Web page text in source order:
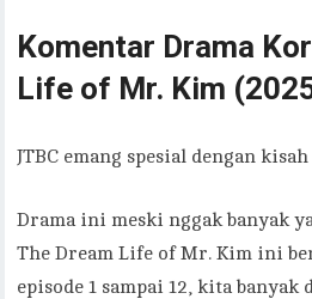
Komentar Drama
Life of Mr. Kim
JTBC emang spesial dengan
Drama ini meski nggak banyak
The Dream Life of Mr. Kim ini
episode 1 sampai 12, kita banyak